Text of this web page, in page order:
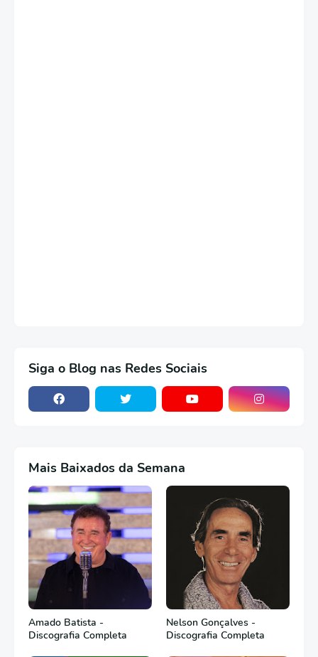
Siga o Blog nas Redes Sociais
Mais Baixados da Semana
Amado Batista -
Discografia Completa
Nelson Gonçalves -
Discografia Completa